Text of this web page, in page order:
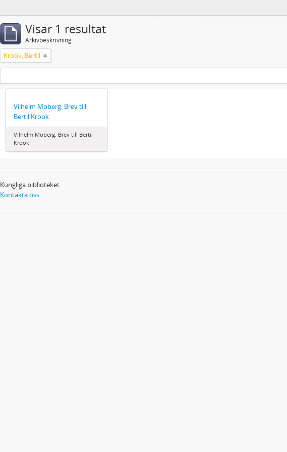
Visar 1 resultat
Arkivbeskrivning
Krook, Bertil
Vilhelm Moberg: Brev till
Bertil Krook
Vilhelm Moberg: Brev till Bertil
Krook
Kungliga biblioteket
Kontakta oss